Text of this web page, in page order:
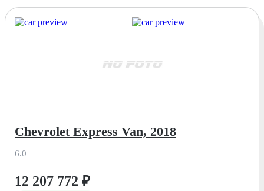
Chevrolet Express Van, 2018
6.0
12 207 772 ₽